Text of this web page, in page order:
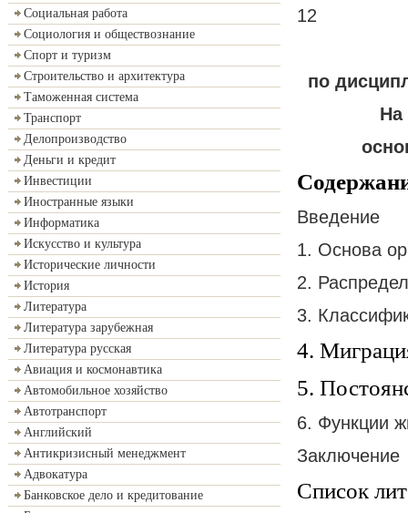
Социальная работа
Социология и обществознание
Спорт и туризм
Строительство и архитектура
Таможенная система
Транспорт
Делопроизводство
Деньги и кредит
Инвестиции
Иностранные языки
Информатика
Искусство и культура
Исторические личности
История
Литература
Литература зарубежная
Литература русская
Авиация и космонавтика
Автомобильное хозяйство
Автотранспорт
Английский
Антикризисный менеджмент
Адвокатура
Банковское дело и кредитование
12
по
На
Введение
1. Основа
2.
3.
4.
5.
6. Функции
Заключение
Список